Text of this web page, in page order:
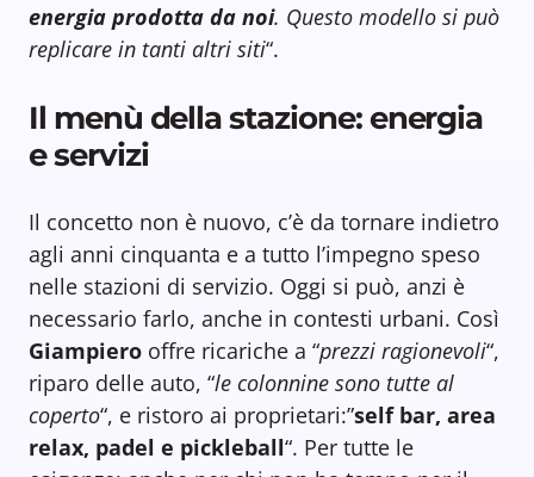
energia prodotta da noi. Questo modello si può
replicare in tanti altri siti“.
Il menù della stazione: energia
e servizi
Il concetto non è nuovo, c’è da tornare indietro
agli anni cinquanta e a tutto l’impegno speso
nelle stazioni di servizio. Oggi si può, anzi è
necessario farlo, anche in contesti urbani. Così
Giampiero offre ricariche a “prezzi ragionevoli“,
riparo delle auto, “le colonnine sono tutte al
coperto“, e ristoro ai proprietari:”self bar, area
relax, padel e pickleball“. Per tutte le